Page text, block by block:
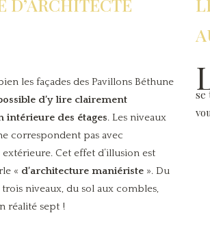
D’ARCHITECTE
les façades des Pavillons Béthune
d’y lire clairement
intérieure des étages. Les niveaux
correspondent pas avec
extérieure. Cet effet d’illusion est
« d’architecture maniériste». Du
niveaux, du sol aux combles,
réalité sept !
se